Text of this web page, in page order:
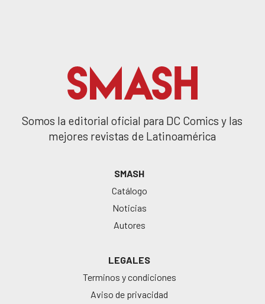
Somos la editorial oficial para DC Comics y las
mejores revistas de Latinoamérica
SMASH
Catálogo
Noticias
Autores
LEGALES
Terminos y condiciones
Aviso de privacidad